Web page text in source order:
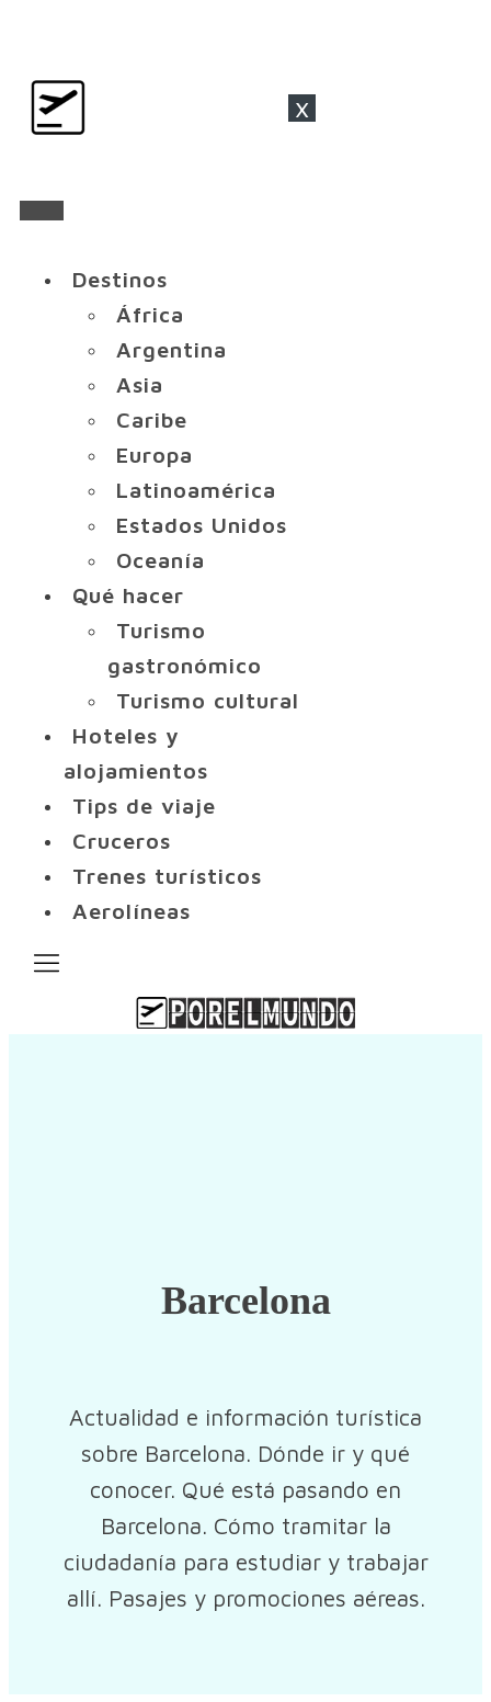
x
Destinos
África
Argentina
Asia
Caribe
Europa
Latinoamérica
Estados Unidos
Oceanía
Qué hacer
Turismo
gastronómico
Turismo cultural
Hoteles y
alojamientos
Tips de viaje
Cruceros
Trenes turísticos
Aerolíneas
Barcelona
Actualidad e información turística
sobre Barcelona. Dónde ir y qué
conocer. Qué está pasando en
Barcelona. Cómo tramitar la
ciudadanía para estudiar y trabajar
allí. Pasajes y promociones aéreas.